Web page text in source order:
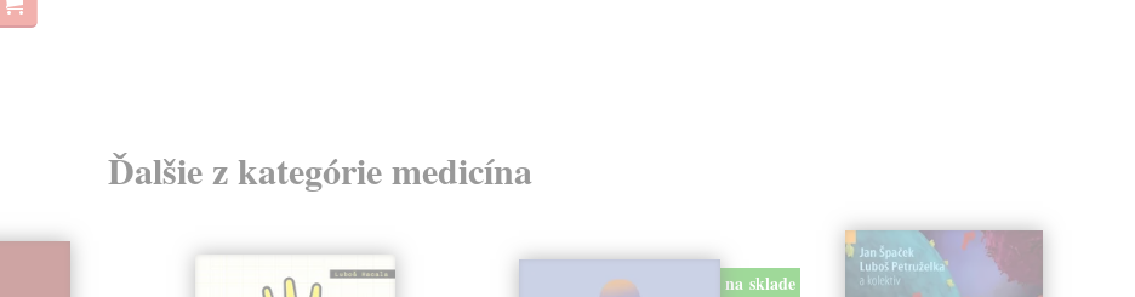
Ďalšie z kategórie medicína
na sklade